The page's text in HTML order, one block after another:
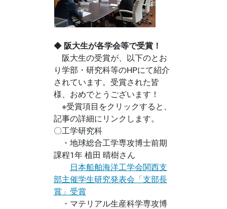
◆ 阪大生が各学会等で受賞！
阪大生の受賞が、以下のとお
り学部・研究科等のHPにて紹介
されています。受賞された皆
様、おめでとうございます！
※受賞項目をクリックすると、
記事の詳細にリンクします。
〇工学研究科
・地球総合工学専攻博士前期
課程1年 植田 晴樹さん
日本船舶海洋工学会関西支
部主催学生研究発表会「支部長
賞」受賞
・マテリアル生産科学専攻博